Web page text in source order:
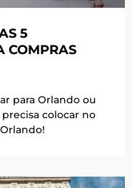
5
COMPRAS
para Orlando ou
colocar no